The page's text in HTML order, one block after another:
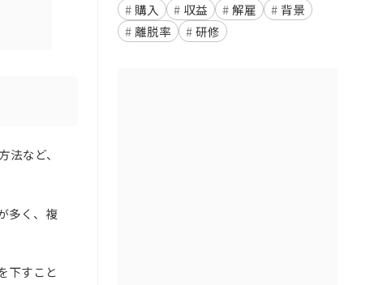
など、
多く、複
下すこと
購入
収益 解雇
背景
離脱率
研修